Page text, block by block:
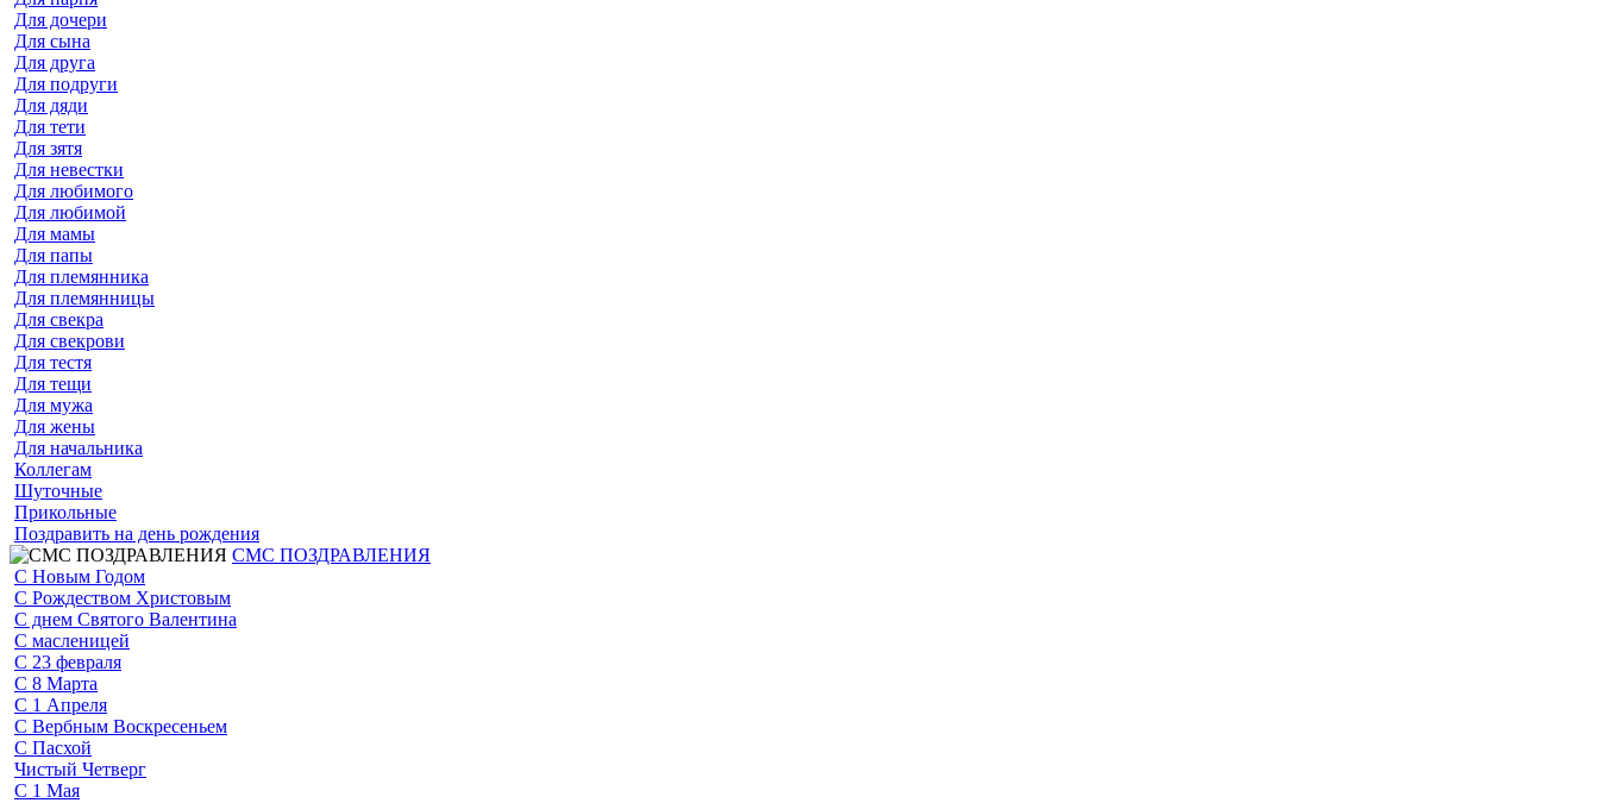
Для дочери
Для сына
Для друга
Для подруги
Для дяди
Для тети
Для зятя
Для невестки
Для любимого
Для любимой
Для мамы
Для папы
Для племянника
Для племянницы
Для свекра
Для свекрови
Для тестя
Для тещи
Для мужа
Для жены
Для начальника
Коллегам
Шуточные
Прикольные
Поздравить на день рождения
СМС ПОЗДРАВЛЕНИЯ
С Новым Годом
С Рождеством Христовым
С днем Святого Валентина
С масленицей
С 23 февраля
С 8 Марта
С 1 Апреля
С Вербным Воскресеньем
С Пасхой
Чистый Четверг
С 1 Мая